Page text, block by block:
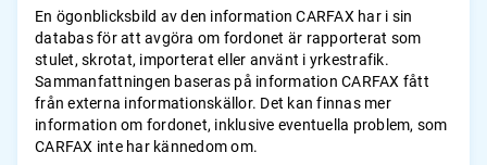
En ögonblicksbild av den information CARFAX har i sin
databas för att avgöra om fordonet är rapporterat som
stulet, skrotat, importerat eller använt i yrkestrafik.
Sammanfattningen baseras på information CARFAX fått
från externa informationskällor. Det kan finnas mer
information om fordonet, inklusive eventuella problem, som
CARFAX inte har kännedom om.